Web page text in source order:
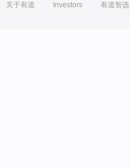
关于有道 Investors 有道智选